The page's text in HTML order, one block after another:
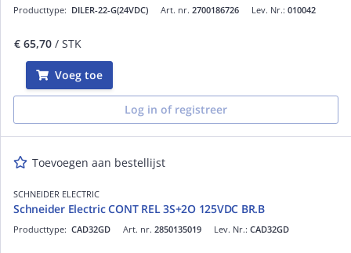
Art. nr. 2700186726
Producttype: DILER-22-G(24VDC) Lev. Nr.: 010042
€ 65,70 / STK
Voeg toe
Log in of registreer
Toevoegen aan bestellijst
SCHNEIDER ELECTRIC
Schneider Electric CONT REL 3S+2O 125VDC BR.B
Art. nr. 2850135019
Producttype: CAD32GD Lev. Nr.: CAD32GD